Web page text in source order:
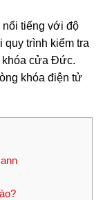
tiếng với độ
quy trình kiểm tra
khóa cửa Đức.
khóa điện tử